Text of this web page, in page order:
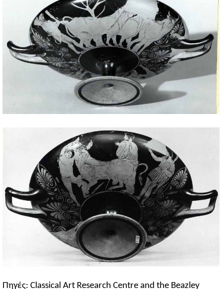
Πηγές: Classical Art Research Centre and the Beazley